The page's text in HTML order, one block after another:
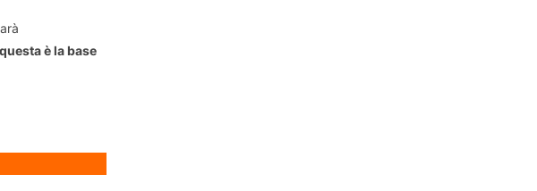
è la base